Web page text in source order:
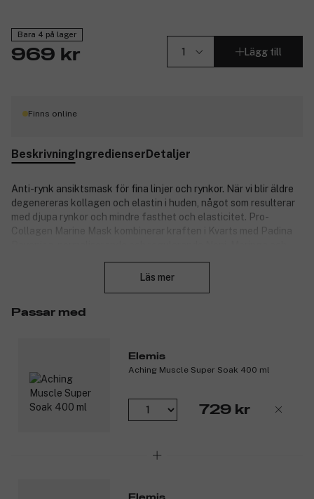
Bara 4 på lager
969 kr Lägg till
Finns online
BeskrivningIngredienserDetaljer
Anti-rynk ansiktsmask för fina linjer och rynkor. När vi blir äldre
degenereras kollagen och elastin i huden, något som resulterar
med djupa rynkor och mindre fasthet och elasticitet. Pro-
Collagen Marine Mask kombinerar kraften i Kvarts med Padina
med att minska tecken på hudens åldrande. Den förbättrar
Låg den verka i 10 minuter, eller för en mer intensiv
behandlng så kan du låta den ligga över natten.
Ta bort med varmt vatten och använd sedan din vanliga
Elemis toner och fuktighetskräm.
För en komplett hemmabehandling kan du också exfoliera
Läs mer
Passar med
Elemis
Aching Muscle Super Soak 400 ml
729 kr